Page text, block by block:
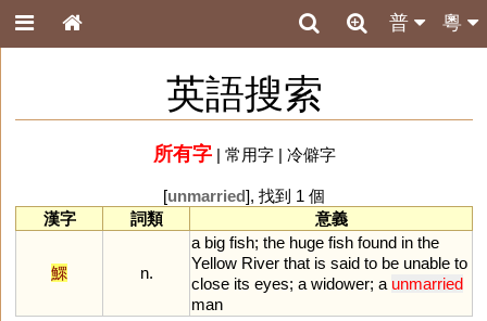
粵
普
英語搜索
所有字| 常用字| 冷僻字
[unmarried], 找到 1 個
漢字
詞類 意義
鰥 n.
a big fish; the huge fish found in the
Yellow River that is said to be unable to
close its eyes; a widower; a unmarried
man